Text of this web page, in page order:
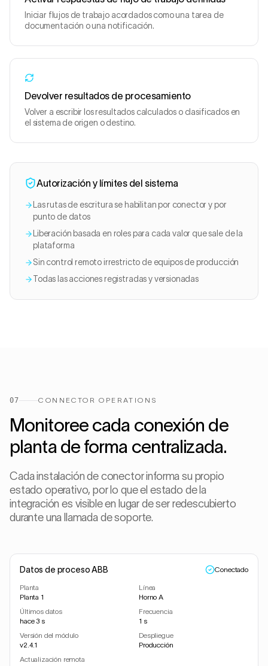
Iniciar flujos de trabajo acordados como una tarea de
documentación o una notificación.
Devolver resultados de procesamiento
Volver a escribir los resultados calculados o clasificados en
el sistema de origen o destino.
Autorización y límites del sistema
Las rutas de escritura se habilitan por conector y por
punto de datos
Liberación basada en roles para cada valor que sale de la
plataforma
Sin control remoto irrestricto de equipos de producción
Todas las acciones registradas y versionadas
07 CONNECTOR OPERATIONS
Monitoree cada conexión de
planta de forma centralizada.
Cada instalación de conector informa su propio
estado operativo, por lo que el estado de la
integración es visible en lugar de ser redescubierto
durante una llamada de soporte.
Datos de proceso ABB Conectado
Planta
Planta 1
Línea
Horno A
Últimos datos
hace 3 s
Frecuencia
1 s
Versión del módulo
v2.4.1
Despliegue
Producción
Actualización remota